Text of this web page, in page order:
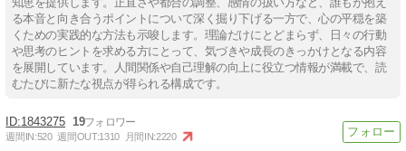
る本音と向き合うポイントについて深く掘り下げる一方で、心の平穏を築
くための実践的な方法も示唆します。理論だけにとどまらず、日々の行動
や思考のヒントを求める方にとって、気づきや成長のきっかけとなる内容
を展開しています。人間関係や自己理解の向上に役立つ情報が満載で、読
むたびに新たな視点が得られる構成です。
1843275 19
週間IN:520 週間OUT:1310 月間IN:2220